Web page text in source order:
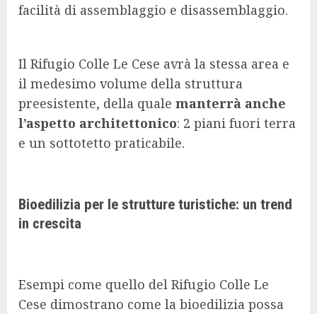
facilità di assemblaggio e disassemblaggio.
Il Rifugio Colle Le Cese avrà la stessa area e
il medesimo volume della struttura
preesistente, della quale manterrà anche
l’aspetto architettonico: 2 piani fuori terra
e un sottotetto praticabile.
Bioedilizia per le strutture turistiche: un trend
in crescita
Esempi come quello del Rifugio Colle Le
Cese dimostrano come la bioedilizia possa